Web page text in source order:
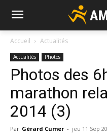
Accueil Actualités
Actualités Photos
Photos des
marathon
2014 (3)
Par Gérard Cumer - jeu 11 Sep